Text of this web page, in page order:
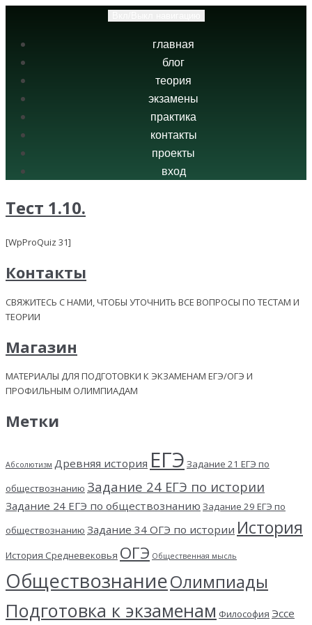
главная
блог
теория
экзамены
практика
контакты
проекты
вход
Тест 1.10.
[WpProQuiz 31]
Контакты
СВЯЖИТЕСЬ С НАМИ, ЧТОБЫ УТОЧНИТЬ ВСЕ ВОПРОСЫ ПО ТЕСТАМ И
ТЕОРИИ
Магазин
МАТЕРИАЛЫ ДЛЯ ПОДГОТОВКИ К ЭКЗАМЕНАМ ЕГЭ/ОГЭ И
ПРОФИЛЬНЫМ ОЛИМПИАДАМ
Метки
Абсолютизм Древняя история ЕГЭ Задание 21 ЕГЭ по
обществознанию Задание 24 ЕГЭ по истории
Задание 24 ЕГЭ по обществознанию Задание 29 ЕГЭ по
обществознанию Задание 34 ОГЭ по истории История
История Средневековья ОГЭ Общественная мысль
ОбществознаниеОлимпиады
Подготовка к экзаменам Философия Эссе